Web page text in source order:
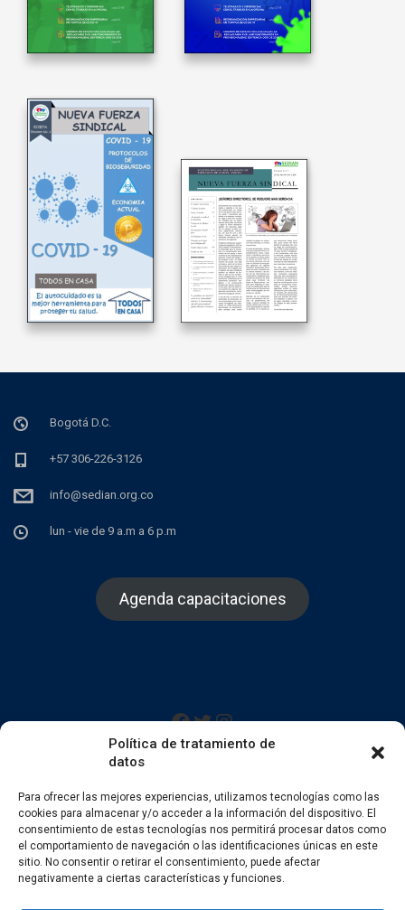
Política de tratamiento de
datos
Para ofrecer las mejores experiencias, utilizamos tecnologías como las
cookies para almacenar y/o acceder a la información del dispositivo. El
consentimiento de estas tecnologías nos permitirá procesar datos como
el comportamiento de navegación o las identificaciones únicas en este
sitio. No consentir o retirar el consentimiento, puede afectar
negativamente a ciertas características y funciones.
Bogotá D.C.
+57 306-226-3126
info@sedian.org.co
lun - vie de 9 a.m a 6 p.m
Agenda capacitaciones
Facebook
Twitter
Instagram